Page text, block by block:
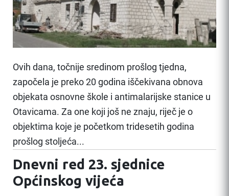
Ovih dana, točnije sredinom prošlog tjedna,
započela je preko 20 godina iščekivana obnova
objekata osnovne škole i antimalarijske stanice u
Otavicama. Za one koji još ne znaju, riječ je o
objektima koje je početkom tridesetih godina
prošlog stoljeća...
Dnevni red 23. sjednice
Općinskog vijeća